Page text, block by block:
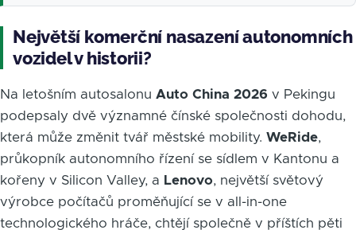
Největší komerční nasazení autonomních
vozidel v historii?
Na letošním autosalonu Auto China 2026 v Pekingu
podepsaly dvě významné čínské společnosti dohodu,
která může změnit tvář městské mobility. WeRide,
průkopník autonomního řízení se sídlem v Kantonu a
kořeny v Silicon Valley, a Lenovo, největší světový
výrobce počítačů proměňující se v all-in-one
technologického hráče, chtějí společně v příštích pěti